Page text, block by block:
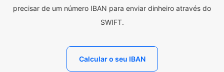
precisar de um número IBAN para enviar dinheiro através do
SWIFT.
Calcular o seu IBAN